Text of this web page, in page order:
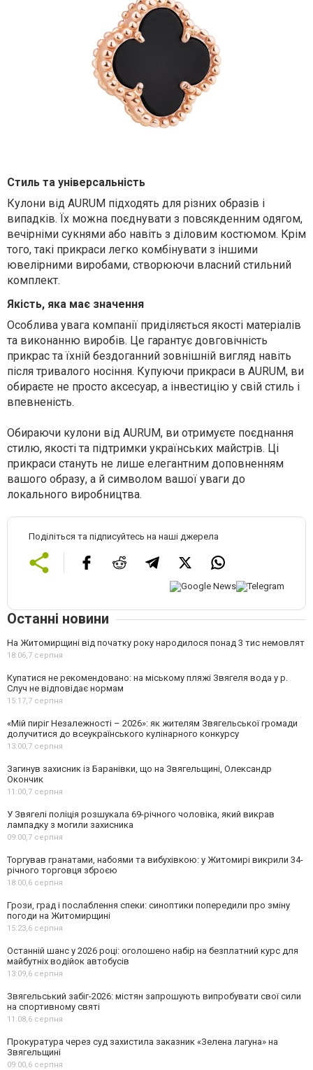
Стиль та універсальність
Кулони від AURUM підходять для різних образів і
випадків. Їх можна поєднувати з повсякденним одягом,
вечірніми сукнями або навіть з діловим костюмом. Крім
того, такі прикраси легко комбінувати з іншими
ювелірними виробами, створюючи власний стильний
комплект.
Якість, яка має значення
Особлива увага компанії приділяється якості матеріалів
та виконанню виробів. Це гарантує довговічність
прикрас та їхній бездоганний зовнішній вигляд навіть
після тривалого носіння. Купуючи прикраси в AURUM, ви
обираєте не просто аксесуар, а інвестицію у свій стиль і
впевненість.
Обираючи кулони від AURUM, ви отримуєте поєднання
стилю, якості та підтримки українських майстрів. Ці
прикраси стануть не лише елегантним доповненням
вашого образу, а й символом вашої уваги до
локального виробництва.
Поділіться та підписуйтесь на наші джерела
Останні новини
На Житомирщині від початку року народилося понад 3 тис немовлят
18:06, 7 серпня
Купатися не рекомендовано: на міському пляжі Звягеля вода у р.
Случ не відповідає нормам
15:17, 7 серпня
«Мій пиріг Незалежності – 2026»: як жителям Звягельської громади
долучитися до всеукраїнського кулінарного конкурсу
13:00, 7 серпня
Загинув захисник із Баранівки, що на Звягельщині, Олександр
Окончик
11:00, 7 серпня
У Звягелі поліція розшукала 69-річного чоловіка, який викрав
лампадку з могили захисника
09:00, 7 серпня
Торгував гранатами, набоями та вибухівкою: у Житомирі викрили 34-
річного торговця зброєю
18:00, 6 серпня
Грози, град і послаблення спеки: синоптики попередили про зміну
погоди на Житомирщині
15:23, 6 серпня
Останній шанс у 2026 році: оголошено набір на безплатний курс для
майбутніх водійок автобусів
13:09, 6 серпня
Звягельський забіг-2026: містян запрошують випробувати свої сили
на спортивному святі
11:08, 6 серпня
Прокуратура через суд захистила заказник «Зелена лагуна» на
Звягельщині
09:00, 6 серпня